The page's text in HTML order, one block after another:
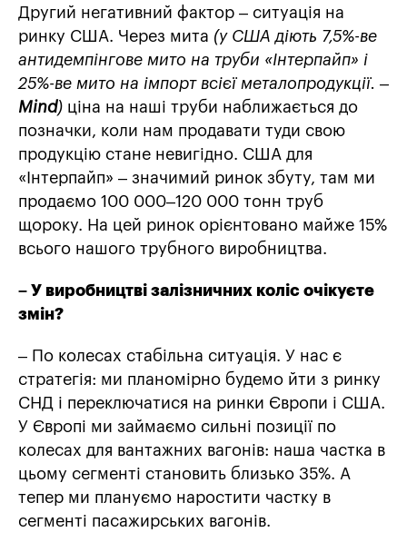
Другий негативний фактор – ситуація на
ринку США. Через мита (у США діють 7,5%-ве
антидемпінгове мито на труби «Інтерпайп» і
25%-ве мито на імпорт всієї металопродукції. –
Mind) ціна на наші труби наближається до
позначки, коли нам продавати туди свою
продукцію стане невигідно. США для
«Інтерпайп» – значимий ринок збуту, там ми
продаємо 100 000–120 000 тонн труб
щороку. На цей ринок орієнтовано майже 15%
всього нашого трубного виробництва.
– У виробництві залізничних коліс очікуєте
змін?
– По колесах стабільна ситуація. У нас є
стратегія: ми планомірно будемо йти з ринку
СНД і переключатися на ринки Європи і США.
У Європі ми займаємо сильні позиції по
колесах для вантажних вагонів: наша частка в
цьому сегменті становить близько 35%. А
тепер ми плануємо наростити частку в
сегменті пасажирських вагонів.